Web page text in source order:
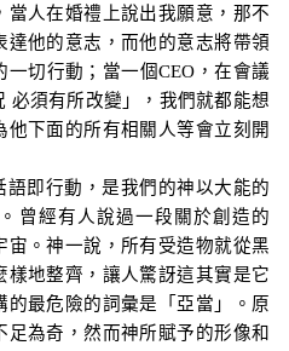
當人在婚禮上說出我願意，那不
他的意志，而他的意志將帶領
一切行動；當一個CEO ，在會議
必須有所改變」，我們就都能想
下面的所有相關人等會立刻開
即行動，是我們的神以大能的
曾經有人說過一段關於創造的
。神一說，所有受造物就從黑
樣地整齊，讓人驚訝這其實是它
最危險的詞彙是「亞當」。原
為奇，然而神所賦予的形像和